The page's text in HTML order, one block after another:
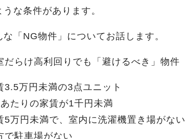
うな条件があります。
「NG物件」についてお話します。
らけ高利回りでも「避けるべき」物件
3.5万円未満の3点ユニット
あたりの家賃が1千円未満
5万円未満で、室内に洗濯機置き場がない
で駐車場がない